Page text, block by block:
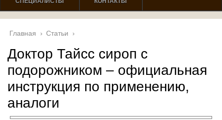
Главная › Статьи ›
Доктор Тайсс сироп с
подорожником – официальная
инструкция по применению,
аналоги